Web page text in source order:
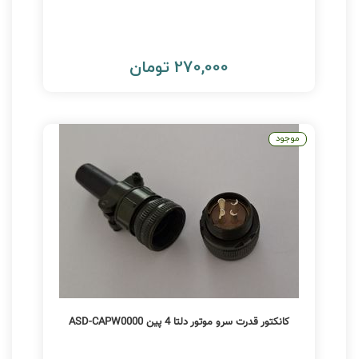
270,000 تومان
کانکتور قدرت سرو موتور دلتا 4 پین ASD-CAPW0000
موجود